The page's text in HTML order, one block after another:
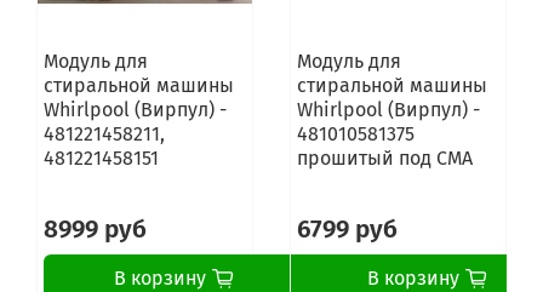
Модуль для
стиральной машины
Whirlpool (Вирпул) -
481221458211,
481221458151
8999 руб
В корзину
Модуль для
стиральной машины
Whirlpool (Вирпул) -
481010581375
прошитый под СМА
6799 руб
В корзину